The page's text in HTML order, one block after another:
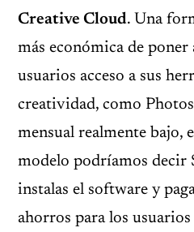
Creative Cloud. Una
más económica de
usuarios acceso a sus
creatividad, como
mensual realmente bajo,
modelo podríamos decir
instalas el software y
ahorros para los